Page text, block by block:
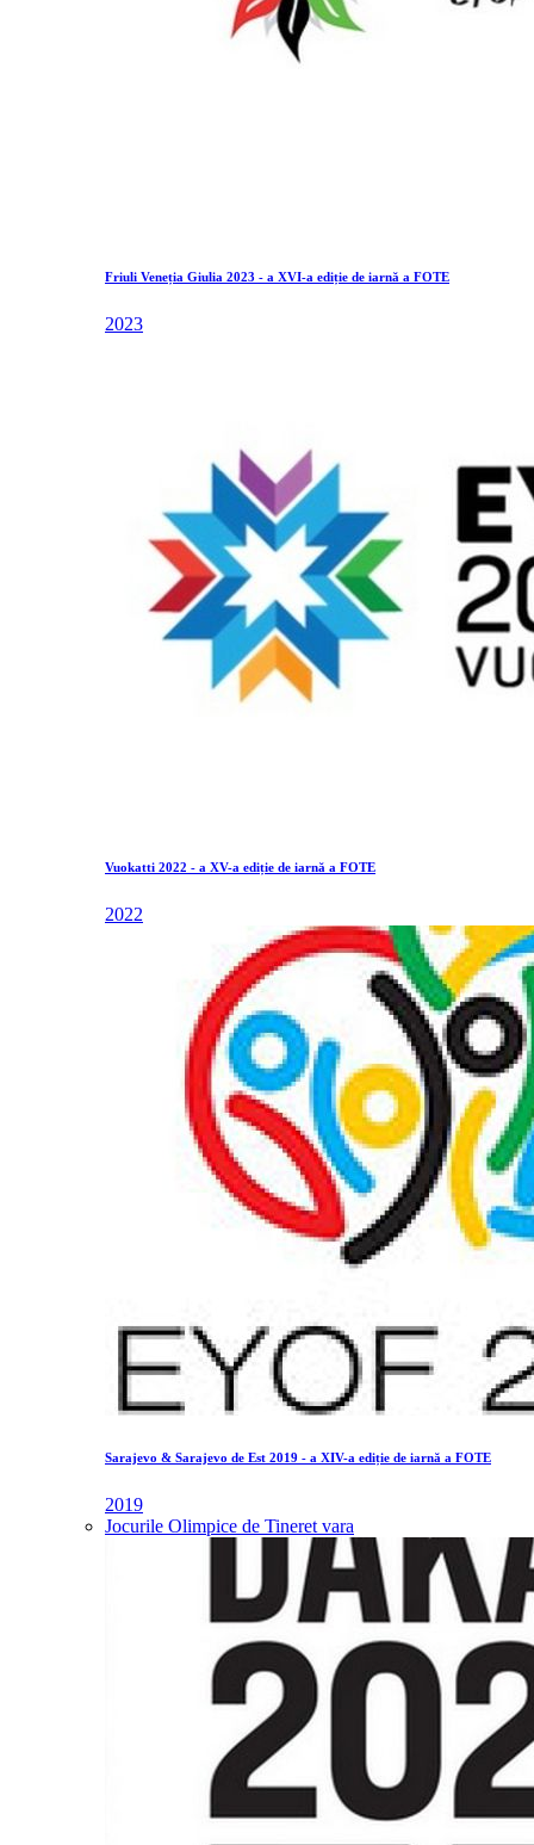
Friuli Veneția Giulia 2023 - a XVI-a ediție de iarnă a FOTE
2023
Vuokatti 2022 - a XV-a ediție de iarnă a FOTE
2022
Sarajevo & Sarajevo de Est 2019 - a XIV-a ediție de iarnă a FOTE
2019
Jocurile Olimpice de Tineret vara